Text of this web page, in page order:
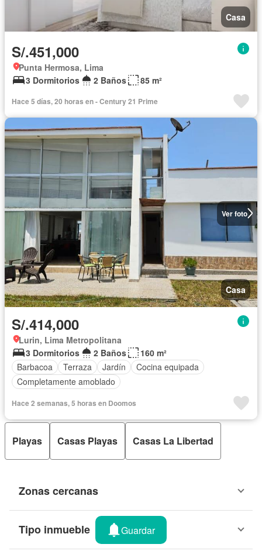
Casa
S/.451,000
Punta Hermosa, Lima
3 Dormitorios
2 Baños 85 m²
Hace 5 días, 20 horas en - Century 21 Prime
Ver foto
Casa
S/.414,000
Lurin, Lima Metropolitana
3 Dormitorios
2 Baños
160 m²
Barbacoa
Terraza Jardín
Cocina equipada
Completamente amoblado
Hace 2 semanas, 5 horas en Doomos
Playas Casas Playas Casas La Libertad
Zonas cercanas
Tipo inmueble Guardar